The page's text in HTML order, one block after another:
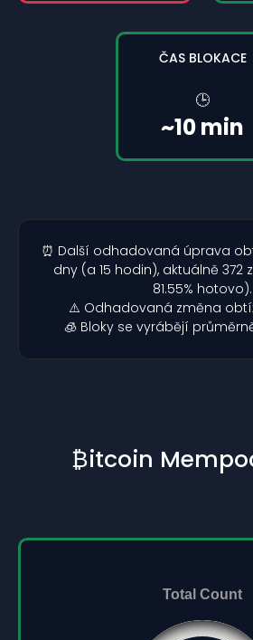
ČAS BLOKACE
🕒
~10 min
⏰ Další odhadovaná úprava
dny (a 15 hodin), aktuálně 372
81.55% hotovo).
⚠️ Odhadovaná změna
🧊 Bloky se vyrábějí
₿itcoin
Total Count